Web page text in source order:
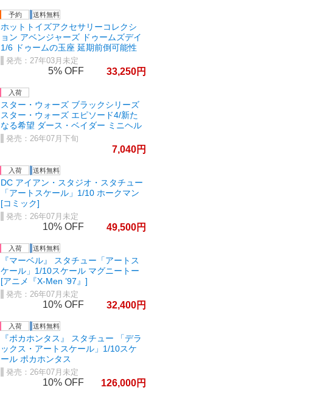
ホットトイズアクセサリーコレクシ
ョン アベンジャーズ ドゥームズデイ
1/6 ドゥームの玉座 延期前倒可能性
大
27年03月未定
5% 33,250
スター・ウォーズ ブラックシリーズ
スター・ウォーズ エピソード4/新た
なる希望 ダース・ベイダー ミニヘル
メット 26年07月下旬
7,040
DC アイアン・スタジオ・スタチュー
「アートスケール」1/10 ホークマン
[コミック]
26年07月未定
10% 49,500
『マーベル』 スタチュー「アートス
ケール」1/10スケール マグニートー
[アニメ『X-Men ’97』]
26年07月未定
10% 32,400
『ポカホンタス』 スタチュー 「デラ
ックス・アートスケール」1/10スケ
ール ポカホンタス
26年07月未定
10% 126,000